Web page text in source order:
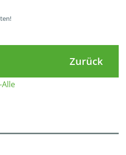
Zurück
Alle